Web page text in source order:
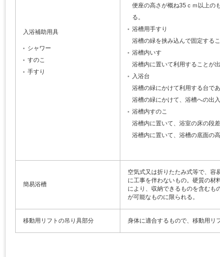
入浴補助用具
シャワー
すのこ
手すり
便座の高さが概ね35ｃｍ以上の
る。
浴槽用手すり
浴槽の緑を挟み込んで固定する
浴槽内いす
浴槽内に置いて利用することが
入浴台
浴槽の緑にかけて利用する台で
浴槽の緑にかけて、浴槽への出
浴槽内すのこ
浴槽内に置いて、浴室の床の段
浴槽内に置いて、浴槽の底面の
簡易浴槽
空気式又は折りたたみ式等で、容
に工事を伴わないもの。硬質の材
により、収納できるものを含むも
が可能なものに限られる。
移動用リフトの吊り具部分 身体に適合するもので、移動用リ